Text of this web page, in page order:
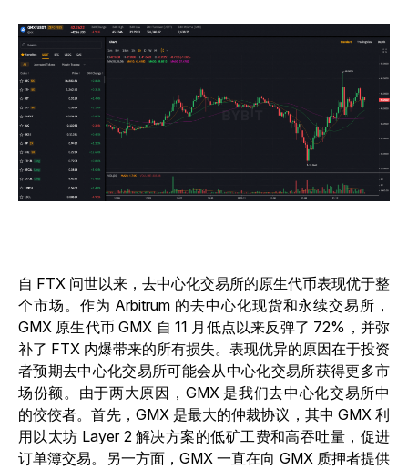
自 FTX 问世以来，去中心化交易所的原生代币表现优于整
个市场。作为 Arbitrum 的去中心化现货和永续交易所，
GMX 原生代币 GMX 自 11 月低点以来反弹了 72%，并弥
补了 FTX 内爆带来的所有损失。表现优异的原因在于投资
者预期去中心化交易所可能会从中心化交易所获得更多市
场份额。由于两大原因，GMX 是我们去中心化交易所中
的佼佼者。首先，GMX 是最大的仲裁协议，其中 GMX 利
用以太坊 Layer 2 解决方案的低矿工费和高吞吐量，促进
订单簿交易。另一方面，GMX 一直在向 GMX 质押者提供